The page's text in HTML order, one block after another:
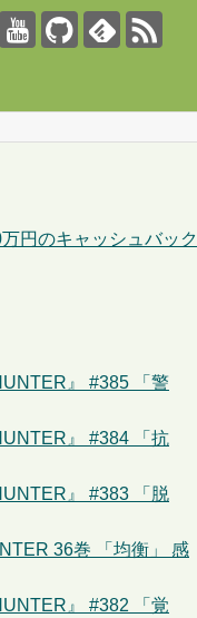
円のキャッシュバック
』 #385 「警
』 #384 「抗
』 #383 「脱
36巻 「均衡」 感
』 #382 「覚